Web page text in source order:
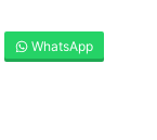
WhatsApp